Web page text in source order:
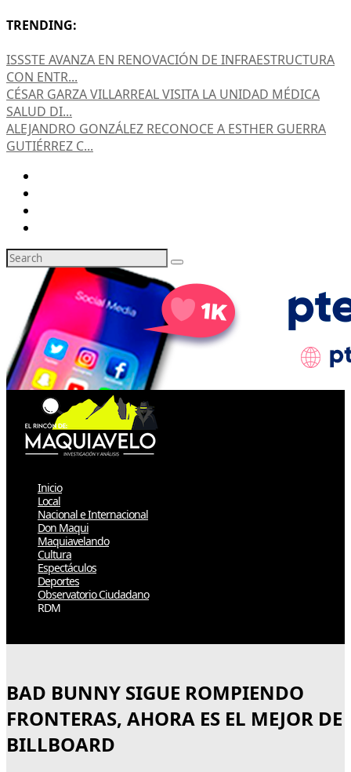
TRENDING:
ISSSTE AVANZA EN RENOVACIÓN DE INFRAESTRUCTURA
CON ENTR...
CÉSAR GARZA VILLARREAL VISITA LA UNIDAD MÉDICA
SALUD DI...
ALEJANDRO GONZÁLEZ RECONOCE A ESTHER GUERRA
GUTIÉRREZ C...
Inicio
Local
Nacional e Internacional
Don Maqui
Maquiavelando
Cultura
Espectáculos
Deportes
Observatorio Ciudadano
RDM
BAD BUNNY SIGUE ROMPIENDO
FRONTERAS, AHORA ES EL MEJOR DE
BILLBOARD